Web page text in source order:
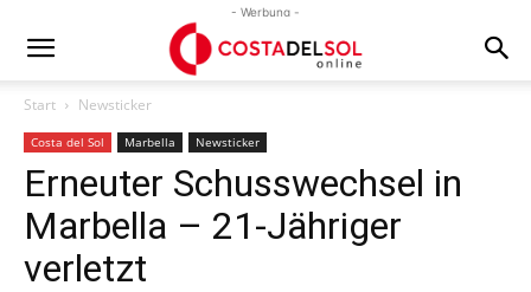
- Werbung -
Start Newsticker
Costa del Sol Marbella Newsticker
Erneuter Schusswechsel in
Marbella – 21-Jähriger
verletzt